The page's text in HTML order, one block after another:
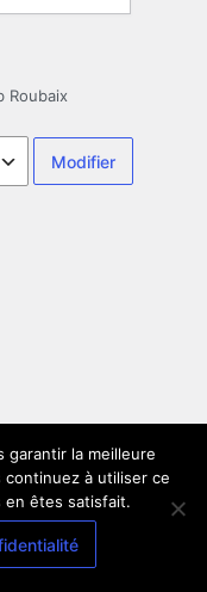
Roubaix
garantir la meilleure
à utiliser ce
en êtes satisfait.